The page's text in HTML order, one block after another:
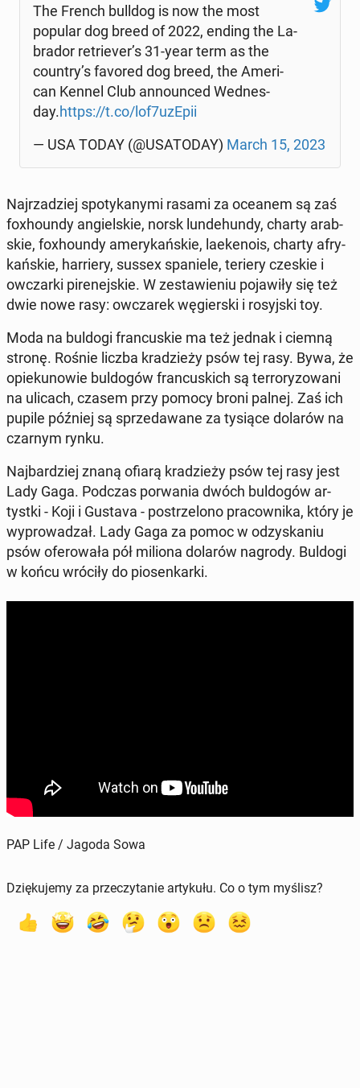
The French bulldog is now the most
popular dog breed of 2022, ending the La­
bra­dor re­trie­ver’s 31-year term as the
country’s favored dog breed, the Ame­ri­
can Kennel Club an­no­un­ced We­dnes­
day.https://t.co/lof7uzEpii
— USA TODAY (@USA­TO­DAY) March 15, 2023
Naj­rza­dziej spo­ty­ka­ny­mi rasami za oceanem są zaś
fo­xho­un­dy an­giel­skie, norsk lun­de­hun­dy, charty arab­
skie, fo­xho­un­dy ame­ry­kań­skie, la­eke­no­is, charty afry­
kań­skie, har­rie­ry, sussex spa­nie­le, teriery czeskie i
owczar­ki pi­re­nej­skie. W ze­sta­wie­niu po­ja­wi­ły się też
dwie nowe rasy: owcza­rek wę­gier­ski i ro­syj­ski toy.
Moda na buldogi fran­cu­skie ma też jednak i ciemną
stronę. Rośnie liczba kra­dzie­ży psów tej rasy. Bywa, że
opie­ku­no­wie bul­do­gów fran­cu­skich są ter­ro­ry­zo­wa­ni
na ulicach, czasem przy pomocy broni palnej. Zaś ich
pupile później są sprze­da­wa­ne za tysiące dolarów na
czarnym rynku.
Naj­bar­dziej znaną ofiarą kra­dzie­ży psów tej rasy jest
Lady Gaga. Podczas po­rwa­nia dwóch bul­do­gów ar­
tyst­ki - Koji i Gustava - po­strze­lo­no pra­cow­ni­ka, który je
wy­pro­wa­dzał. Lady Gaga za pomoc w od­zy­ska­niu
psów ofe­ro­wa­ła pół miliona dolarów nagrody. Buldogi
w końcu wróciły do pio­sen­kar­ki.
PAP Life / Jagoda Sowa
Dziękujemy za przeczytanie artykułu. Co o tym myślisz?